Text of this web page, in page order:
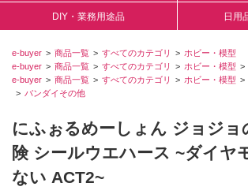
DIY・業務用途品 日用
e-buyer 商品一覧 すべてのカテゴリ
ホビー・模型
e-buyer
商品一覧 すべてのカテゴリ ホビー・模型
e-buyer
商品一覧 すべてのカテゴリ ホビー・模型
バンダイその他
にふぉるめーしょん ジョジョ
険 シールウエハース ~ダイヤ
ない ACT2~